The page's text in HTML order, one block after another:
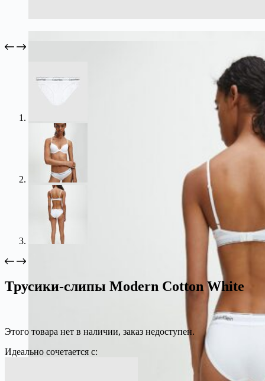
Трусики-слипы Modern Cotton White
Этого товара нет в наличии, заказ недоступен.
Идеально сочетается с: